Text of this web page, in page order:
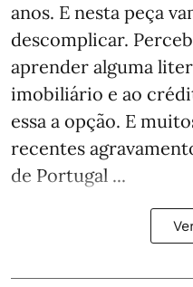
anos. E nesta peça
descomplicar.
aprender alguma
imobiliário e ao
essa a opção. E
recentes
de Portugal ...